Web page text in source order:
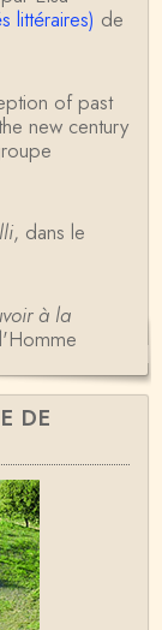
littéraires) de
of past
new century
, dans le
à la
DE